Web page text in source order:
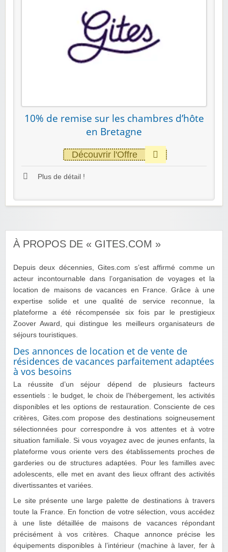
10% de remise sur les chambres d’hôte
en Bretagne
Découvrir l'Offre
Plus de détail !
À PROPOS DE « GITES.COM »
Depuis deux décennies, Gites.com s’est affirmé comme un
acteur incontournable dans l’organisation de voyages et la
location de maisons de vacances en France. Grâce à une
expertise solide et une qualité de service reconnue, la
plateforme a été récompensée six fois par le prestigieux
Zoover Award, qui distingue les meilleurs organisateurs de
séjours touristiques.
Des annonces de location et de vente de
résidences de vacances parfaitement adaptées
à vos besoins
La réussite d’un séjour dépend de plusieurs facteurs
essentiels : le budget, le choix de l’hébergement, les activités
disponibles et les options de restauration. Consciente de ces
critères, Gites.com propose des destinations soigneusement
sélectionnées pour correspondre à vos attentes et à votre
situation familiale. Si vous voyagez avec de jeunes enfants, la
plateforme vous oriente vers des établissements proches de
garderies ou de structures adaptées. Pour les familles avec
adolescents, elle met en avant des lieux offrant des activités
divertissantes et variées.
Le site présente une large palette de destinations à travers
toute la France. En fonction de votre sélection, vous accédez
à une liste détaillée de maisons de vacances répondant
précisément à vos critères. Chaque annonce précise les
équipements disponibles à l’intérieur (machine à laver, fer à